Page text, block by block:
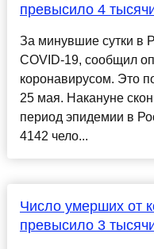
превысило 4
За минувшие сутки в
COVID-19, сообщил
коронавирусом. Это
25 мая. Накануне
период эпидемии в
4142 чело...
Число умерших от
превысило 3